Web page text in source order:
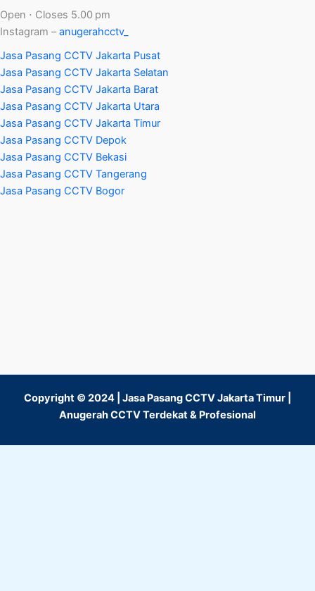
Open ⋅ Closes 5.00 pm
Instagram –anugerahcctv_
Jasa Pasang CCTV Jakarta Pusat
Jasa Pasang CCTV Jakarta Selatan
Jasa Pasang CCTV Jakarta Barat
Jasa Pasang CCTV Jakarta Utara
Jasa Pasang CCTV Jakarta Timur
Jasa Pasang CCTV Depok
Jasa Pasang CCTV Bekasi
Jasa Pasang CCTV Tangerang
Jasa Pasang CCTV Bogor
Copyright © 2024 | Jasa Pasang CCTV Jakarta Timur |
Anugerah CCTV Terdekat & Profesional